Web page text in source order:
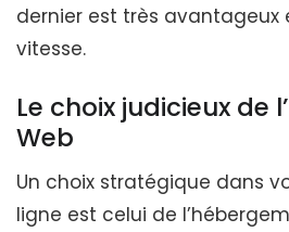
dernier est très avantageux
vitesse.
Le choix judicieux de
Web
Un choix stratégique dans
ligne est celui de